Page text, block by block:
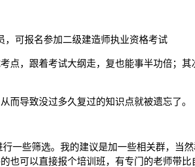
，可报名参加二级建造师执业资格考试
点，跟着考试大纲走，复也能事半功倍；
而导致没过多久复过的知识点就被遗忘了。
一些筛选。我的建议是加一些相关群，当
可以直接报个培训班，有专门的老师带比